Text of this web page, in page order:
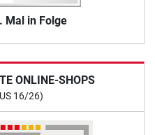
Mal in Folge
ONLINE-SHOPS
16/26)